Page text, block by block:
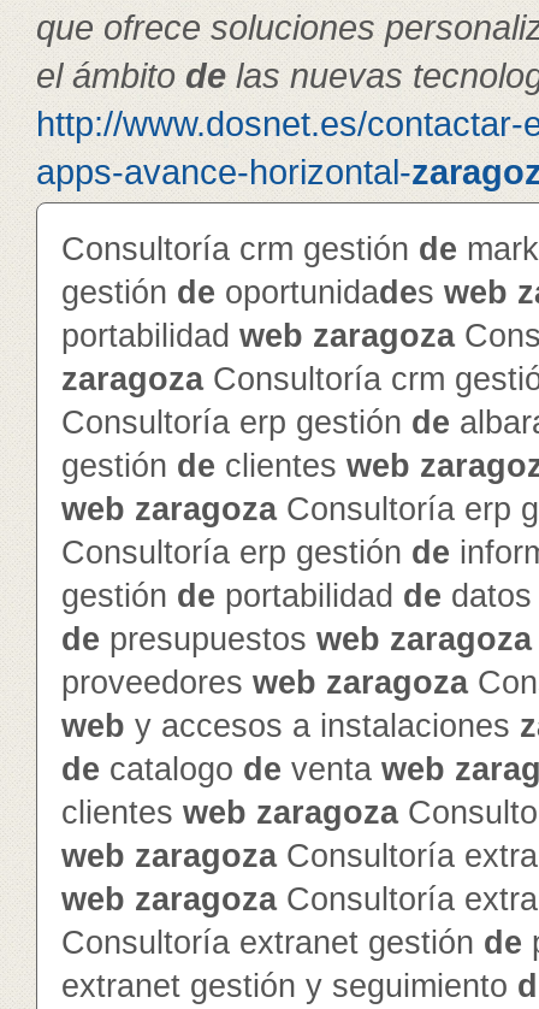
que ofrece soluciones
el ámbitodelas nuevas
http://www.dosnet.es/contactar-
apps-avance-horizontal-
Consultoría crm gestión de
gestión de oportunidades web
portabilidad web zaragoza
zaragozaConsultoría crm
Consultoría erp gestión de
gestión de clientes web
web zaragozaConsultoría erp
Consultoría erp gestión de
gestión de portabilidad de
de presupuestos web zaragoza
proveedores web zaragoza
web y accesos a instalaciones
de catalogo de venta web
clientes web zaragoza
web zaragozaConsultoría
web zaragozaConsultoría
Consultoría extranet gestión de
extranet gestión y seguimiento